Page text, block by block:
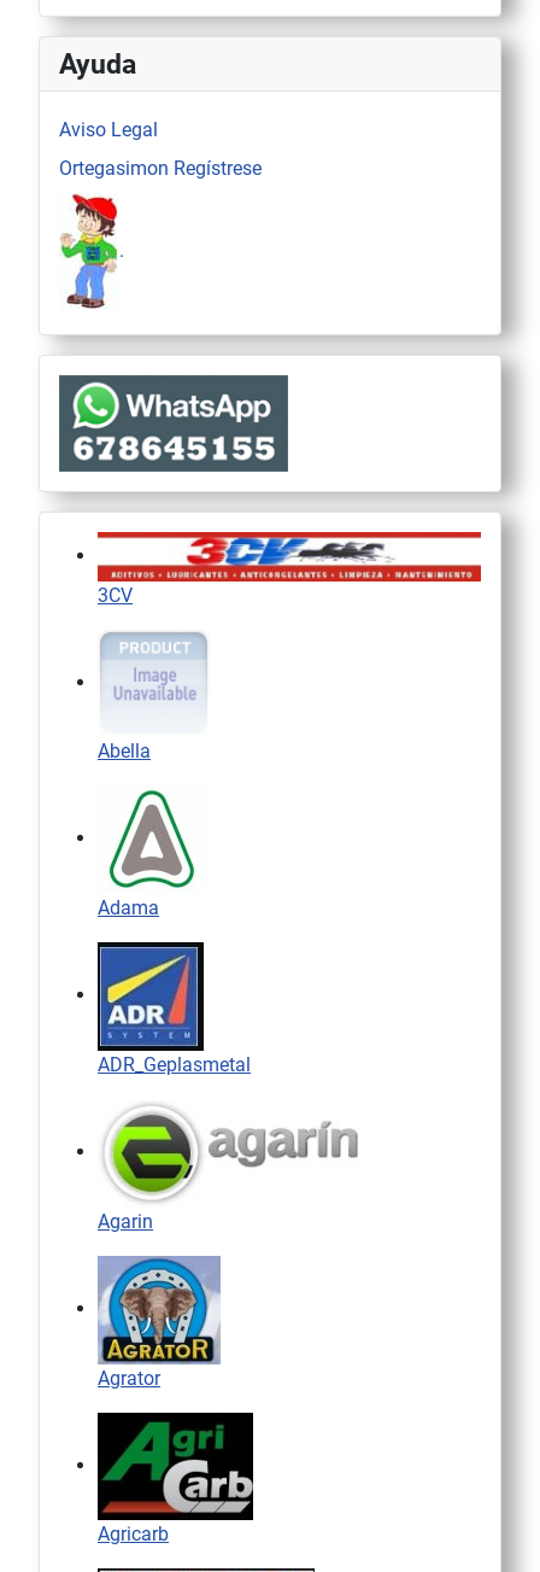
Ayuda
Aviso Legal
Ortegasimon Regístrese
.
3CV
Abella
Adama
ADR_Geplasmetal
Agarin
Agrator
Agricarb